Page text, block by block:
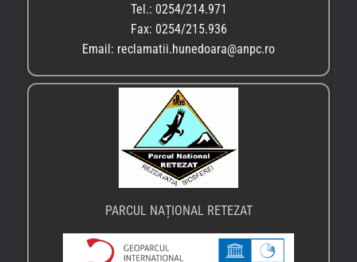
Tel.: 0254/214.971
Fax: 0254/215.936
Email: reclamatii.hunedoara@anpc.ro
PARCUL NAȚIONAL RETEZAT